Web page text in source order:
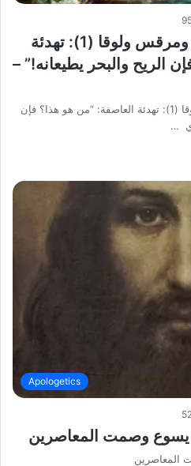
لاهوت المسيح في متى ومرقس ولوقا (1): تهدئة
الريح والبحر يطيعانه!” –
لاهوت المسيح في متى ومرقس ولوقا (1): تهدئة العاصفة: “من هو هذا؟ فإن
…
Apologetics
يسوع وصمت المعاصرين
المعاصرين